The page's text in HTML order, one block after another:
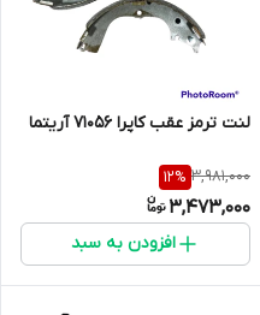
لنت ترمز عقب کاپرا 71056 آریتما
3,981,000
12%
3,473,000
افزودن به سبد